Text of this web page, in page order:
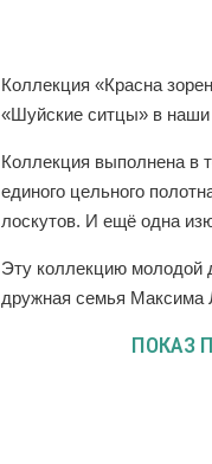
Коллекция «Красна
«Шуйские ситцы» в наши
Коллекция выполнена в
единого цельного
лоскутов. И ещё одна
Эту коллекцию молодой
дружная семья Максима
ПОКАЗ